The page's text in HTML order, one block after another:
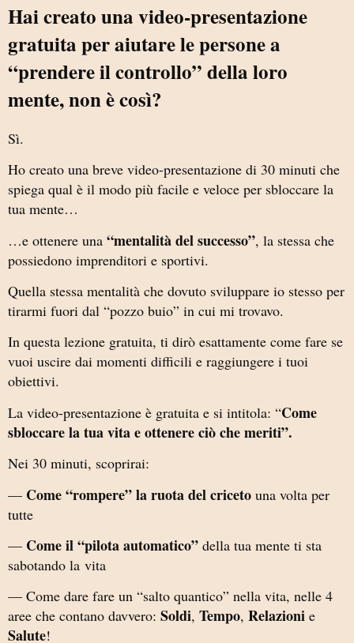
Hai creato una video-presentazione
gratuita per aiutare le persone a
“prendere il controllo” della loro
mente, non è così?
Sì.
Ho creato una breve video-presentazione di 30 minuti che
spiega qual è il modo più facile e veloce per sbloccare la
tua mente…
…e ottenere una “mentalità del successo”, la stessa che
possiedono imprenditori e sportivi.
Quella stessa mentalità che dovuto sviluppare io stesso per
tirarmi fuori dal “pozzo buio” in cui mi trovavo.
In questa lezione gratuita, ti dirò esattamente come fare se
vuoi uscire dai momenti difficili e raggiungere i tuoi
obiettivi.
La video-presentazione è gratuita e si intitola: “Come
sbloccare la tua vita e ottenere ciò che meriti”.
Nei 30 minuti, scoprirai:
— Come “rompere” la ruota del criceto una volta per
tutte
— Come il “pilota automatico” della tua mente ti sta
sabotando la vita
— Come dare fare un “salto quantico” nella vita, nelle 4
aree che contano davvero: Soldi, Tempo, Relazioni e
Salute!